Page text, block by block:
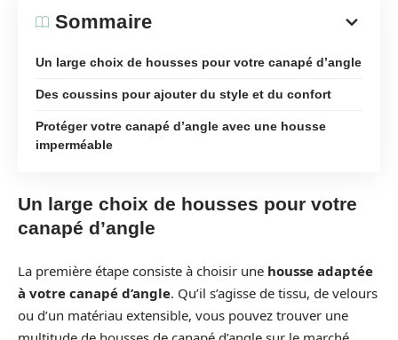
Sommaire
Un large choix de housses pour votre canapé d’angle
Des coussins pour ajouter du style et du confort
Protéger votre canapé d’angle avec une housse
imperméable
Un large choix de housses pour votre
canapé d’angle
La première étape consiste à choisir une housse adaptée
à votre canapé d’angle. Qu’il s’agisse de tissu, de velours
ou d’un matériau extensible, vous pouvez trouver une